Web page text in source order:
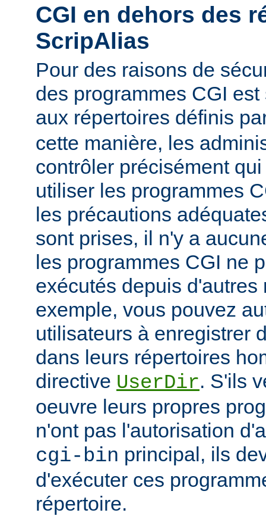
CGI en dehors des
ScripAlias
Pour des raisons de
des programmes CGI
aux répertoires définis
cette manière, les
contrôler précisément
utiliser les programmes
les précautions
sont prises, il n'y a
les programmes CGI ne
exécutés depuis d'autres
exemple, vous pouvez
utilisateurs à enregistrer
dans leurs répertoires
directive UserDir. S'ils
oeuvre leurs propres
n'ont pas l'autorisation
cgi-bin principal, ils
d'exécuter ces
répertoire.